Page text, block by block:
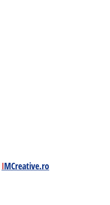
IMCreative.ro